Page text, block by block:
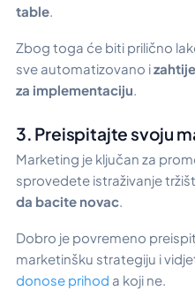
table.
Zbog toga će biti prilično
sve automatizovano i
za implementaciju
3. Preispitajte svoju
Marketing je ključan za
sprovedete istraživanje
da bacite novac.
Dobro je povremeno
marketinšku strategiju i
donose prihod a koji ne.